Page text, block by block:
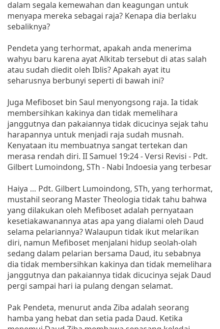
dalam segala kemewahan dan keagungan untuk
menyapa mereka sebagai raja? Kenapa dia berlaku
sebaliknya?
Pendeta yang terhormat, apakah anda menerima
wahyu baru karena ayat Alkitab tersebut di atas salah
atau sudah diedit oleh Iblis? Apakah ayat itu
seharusnya berbunyi seperti di bawah ini?
Juga Mefiboset bin Saul menyongsong raja. Ia tidak
membersihkan kakinya dan tidak memelihara
janggutnya dan pakaiannya tidak dicucinya sejak tahu
harapannya untuk menjadi raja sudah musnah.
Kenyataan itu membuatnya sangat tertekan dan
merasa rendah diri. II Samuel 19:24 - Versi Revisi - Pdt.
Gilbert Lumoindong, STh - Nabi Indoesia yang terbesar
Haiya … Pdt. Gilbert Lumoindong, STh, yang terhormat,
mustahil seorang Master Theologia tidak tahu bahwa
yang dilakukan oleh Mefiboset adalah pernyataan
kesetiakawanannya atas apa yang dialami oleh Daud
selama pelariannya? Walaupun tidak ikut melarikan
diri, namun Mefiboset menjalani hidup seolah-olah
sedang dalam pelarian bersama Daud, itu sebabnya
dia tidak membersihkan kakinya dan tidak memelihara
janggutnya dan pakaiannya tidak dicucinya sejak Daud
pergi sampai hari ia pulang dengan selamat.
Pak Pendeta, menurut anda Ziba adalah seorang
hamba yang hebat dan setia pada Daud. Ketika